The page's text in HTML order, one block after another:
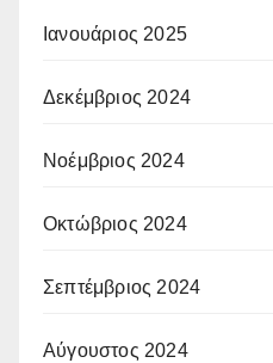
Ιανουάριος 2025
Δεκέμβριος 2024
Νοέμβριος 2024
Οκτώβριος 2024
Σεπτέμβριος 2024
Αύγουστος 2024